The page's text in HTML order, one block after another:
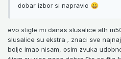
dobar izbor si napravio 😀
evo stigle mi danas slusalice ath
slusalice su ekstra , znaci sve
bolje imao nisam, osim zvuka